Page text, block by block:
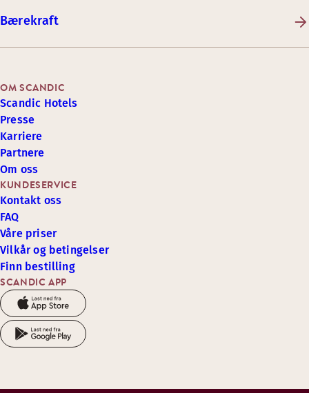
Bærekraft
SCANDIC APP
KUNDESERVICE
Kontakt oss
FAQ
Våre priser
Vilkår og betingelser
Finn bestilling
OM SCANDIC
Scandic Hotels
Presse
Karriere
Partnere
Om oss